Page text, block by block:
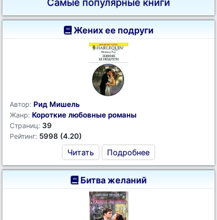
Самые популярные книги
Жених ее подруги
Автор: Рид Мишель
Жанр: Короткие любовные романы
Страниц: 39
Рейтинг: 5998 (4.20)
Читать Подробнее
Битва желаний